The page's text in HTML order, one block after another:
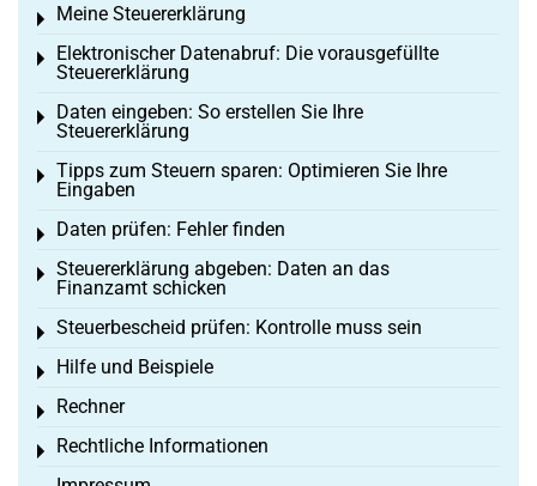
Meine Steuererklärung
Toggle menu
Elektronischer Datenabruf: Die vorausgefüllte
Steuererklärung
Toggle menu
Daten eingeben: So erstellen Sie Ihre
Steuererklärung
Toggle menu
Tipps zum Steuern sparen: Optimieren Sie Ihre
Eingaben
Toggle menu
Daten prüfen: Fehler finden
Toggle menu
Steuererklärung abgeben: Daten an das
Finanzamt schicken
Toggle menu
Steuerbescheid prüfen: Kontrolle muss sein
Toggle menu
Hilfe und Beispiele
Toggle menu
Rechner
Toggle menu
Rechtliche Informationen
Toggle menu